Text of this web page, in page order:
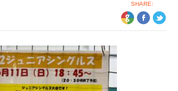
SHARE: